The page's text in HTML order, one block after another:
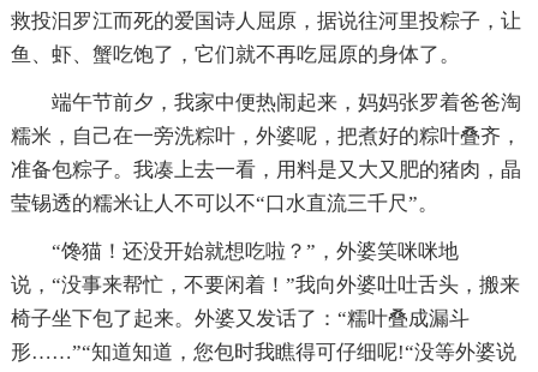
救投汩罗江而死的爱国诗人屈原，据说往河里投粽子，让
鱼、虾、蟹吃饱了，它们就不再吃屈原的身体了。
端午节前夕，我家中便热闹起来，妈妈张罗着爸爸淘
糯米，自己在一旁洗粽叶，外婆呢，把煮好的粽叶叠齐，
准备包粽子。我凑上去一看，用料是又大又肥的猪肉，晶
莹锡透的糯米让人不可以不“口水直流三千尺”。
“馋猫！还没开始就想吃啦？”，外婆笑咪咪地
说，“没事来帮忙，不要闲着！”我向外婆吐吐舌头，搬来
椅子坐下包了起来。外婆又发话了：“糯叶叠成漏斗
形……”“知道知道，您包时我瞧得可仔细呢!“没等外婆说